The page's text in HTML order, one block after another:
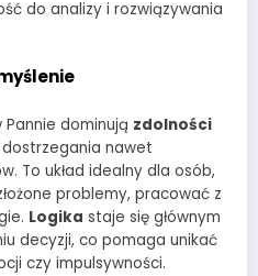
do analizy i rozwiązywania
Pannie dominują zdolności
nawet
To układ idealny dla osób,
problemy, pracować z
Logika staje się głównym
decyzji, co pomaga unikać
czy impulsywności.